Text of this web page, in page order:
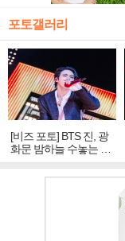
포토갤러리
[비즈 포토] BTS 진, 광
화문 밤하늘 수놓는 '비
주얼 킹'의 열창